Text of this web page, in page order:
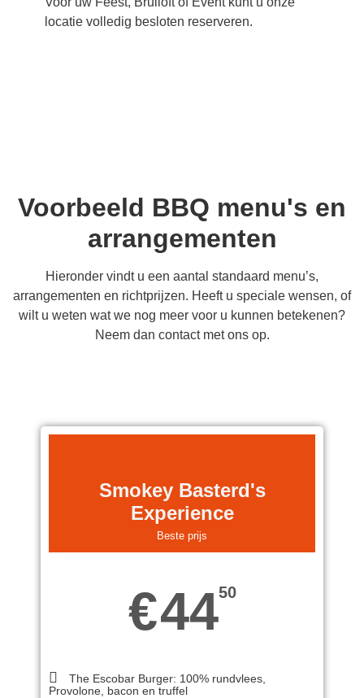
locatie volledig besloten reserveren.
Voorbeeld BBQ menu's en
arrangementen
Hieronder vindt u een aantal standaard menu’s,
arrangementen en richtprijzen. Heeft u speciale wensen, of
wilt u weten wat we nog meer voor u kunnen betekenen?
Neem dan contact met ons op.
Smokey Basterd's
Experience
Beste prijs
€4450
The Escobar Burger: 100% rundvlees,
Provolone, bacon en truffel